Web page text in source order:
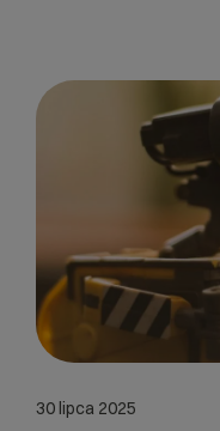
30 lipca 2025